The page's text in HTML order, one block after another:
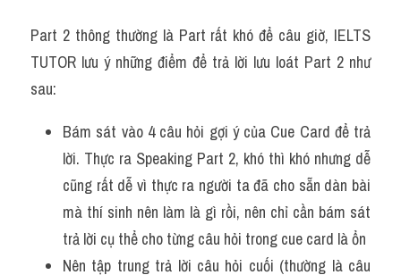
Part 2 thông thường là Part rất khó để câu giờ, IELTS
TUTOR lưu ý những điểm để trả lời lưu loát Part 2 như
sau:
Bám sát vào 4 câu hỏi gợi ý của Cue Card để trả
lời. Thực ra Speaking Part 2, khó thì khó nhưng dễ
cũng rất dễ vì thực ra người ta đã cho sẵn dàn bài
mà thí sinh nên làm là gì rồi, nên chỉ cần bám sát
trả lời cụ thể cho từng câu hỏi trong cue card là ổn
Nên tập trung trả lời câu hỏi cuối (thường là câu